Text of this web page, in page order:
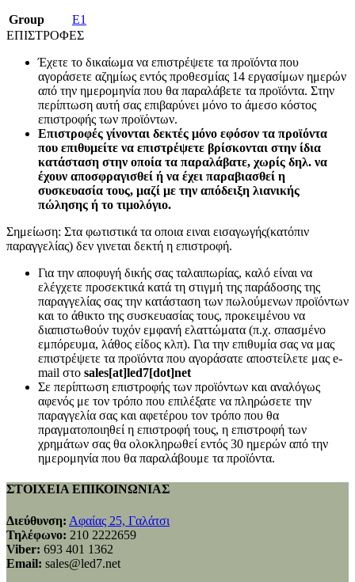
Group
E1
ΕΠΙΣΤΡΟΦΕΣ
Έχετε το δικαίωμα να επιστρέψετε τα προϊόντα που
αγοράσετε αζημίως εντός προθεσμίας 14 εργασίμων ημερών
από την ημερομηνία που θα παραλάβετε τα προϊόντα. Στην
περίπτωση αυτή σας επιβαρύνει μόνο το άμεσο κόστος
επιστροφής των προϊόντων.
Επιστροφές γίνονται δεκτές μόνο εφόσον τα προϊόντα
που επιθυμείτε να επιστρέψετε βρίσκονται στην ίδια
κατάσταση στην οποία τα παραλάβατε, χωρίς δηλ. να
έχουν αποσφραγισθεί ή να έχει παραβιασθεί η
συσκευασία τους, μαζί με την απόδειξη λιανικής
πώλησης ή το τιμολόγιο.
Σημείωση: Στα φωτιστικά τα οποια ειναι εισαγωγής(κατόπιν
παραγγελίας) δεν γινεται δεκτή η επιστροφή.
Για την αποφυγή δικής σας ταλαιπωρίας, καλό είναι να
ελέγχετε προσεκτικά κατά τη στιγμή της παράδοσης της
παραγγελίας σας την κατάσταση των πωλούμενων προϊόντων
και το άθικτο της συσκευασίας τους, προκειμένου να
διαπιστωθούν τυχόν εμφανή ελαττώματα (π.χ. σπασμένο
εμπόρευμα, λάθος είδος κλπ). Για την επιθυμία σας να μας
επιστρέψετε τα προϊόντα που αγοράσατε αποστείλετε μας e-
mail στο sales[at]led7[dot]net
Σε περίπτωση επιστροφής των προϊόντων και αναλόγως
αφενός με τον τρόπο που επιλέξατε να πληρώσετε την
παραγγελία σας και αφετέρου τον τρόπο που θα
πραγματοποιηθεί η επιστροφή τους, η επιστροφή των
χρημάτων σας θα ολοκληρωθεί εντός 30 ημερών από την
ημερομηνία που θα παραλάβουμε τα προϊόντα.
ΣΤΟΙΧΕΙΑ ΕΠΙΚΟΙΝΩΝΙΑΣ
Διεύθυνση: Αφαίας 25, Γαλάτσι
Τηλέφωνο: 210 2222659
Viber: 693 401 1362
Email: sales@led7.net